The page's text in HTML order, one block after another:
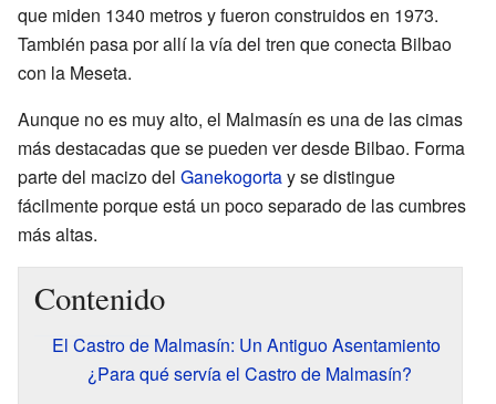
que miden 1340 metros y fueron construidos en 1973.
También pasa por allí la vía del tren que conecta Bilbao
con la Meseta.
Aunque no es muy alto, el Malmasín es una de las cimas
más destacadas que se pueden ver desde Bilbao. Forma
parte del macizo del Ganekogortay se distingue
fácilmente porque está un poco separado de las cumbres
más altas.
Contenido
El Castro de Malmasín: Un Antiguo Asentamiento
¿Para qué servía el Castro de Malmasín?